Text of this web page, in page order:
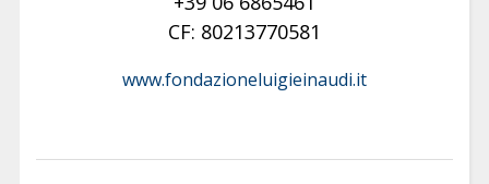
CF: 80213770581
www.fondazioneluigieinaudi.it